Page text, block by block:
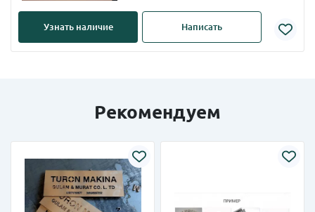
Узнать наличие Написать
Рекомендуем